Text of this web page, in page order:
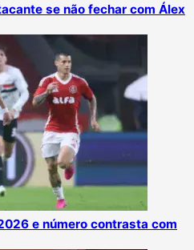
se não fechar com Álex
e número contrasta com